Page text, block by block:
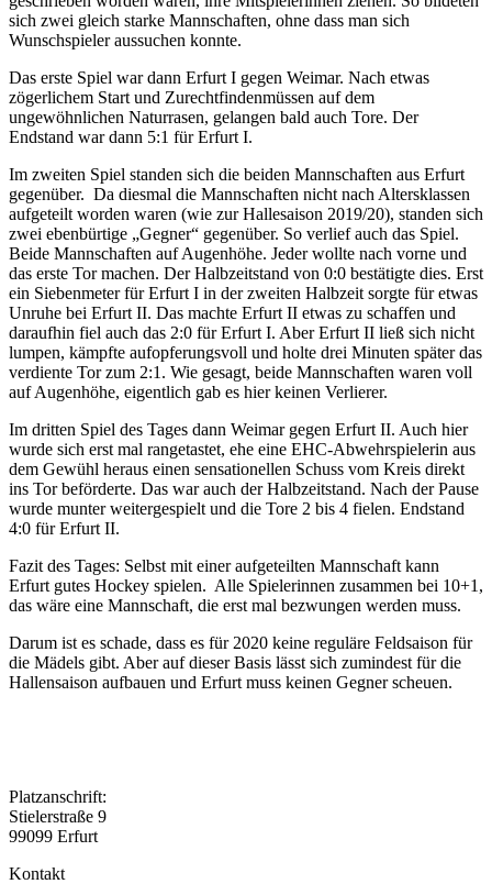
sich zwei gleich starke Mannschaften, ohne dass man sich
Wunschspieler aussuchen konnte.
Das erste Spiel war dann Erfurt I gegen Weimar. Nach etwas
zögerlichem Start und Zurechtfindenmüssen auf dem
ungewöhnlichen Naturrasen, gelangen bald auch Tore. Der
Endstand war dann 5:1 für Erfurt I.
Im zweiten Spiel standen sich die beiden Mannschaften aus Erfurt
gegenüber. Da diesmal die Mannschaften nicht nach Altersklassen
aufgeteilt worden waren (wie zur Hallesaison 2019/20), standen sich
zwei ebenbürtige „Gegner“ gegenüber. So verlief auch das Spiel.
Beide Mannschaften auf Augenhöhe. Jeder wollte nach vorne und
das erste Tor machen. Der Halbzeitstand von 0:0 bestätigte dies. Erst
ein Siebenmeter für Erfurt I in der zweiten Halbzeit sorgte für etwas
Unruhe bei Erfurt II. Das machte Erfurt II etwas zu schaffen und
daraufhin fiel auch das 2:0 für Erfurt I. Aber Erfurt II ließ sich nicht
lumpen, kämpfte aufopferungsvoll und holte drei Minuten später das
verdiente Tor zum 2:1. Wie gesagt, beide Mannschaften waren voll
auf Augenhöhe, eigentlich gab es hier keinen Verlierer.
Im dritten Spiel des Tages dann Weimar gegen Erfurt II. Auch hier
wurde sich erst mal rangetastet, ehe eine EHC-Abwehrspielerin aus
dem Gewühl heraus einen sensationellen Schuss vom Kreis direkt
ins Tor beförderte. Das war auch der Halbzeitstand. Nach der Pause
wurde munter weitergespielt und die Tore 2 bis 4 fielen. Endstand
4:0 für Erfurt II.
Fazit des Tages: Selbst mit einer aufgeteilten Mannschaft kann
Erfurt gutes Hockey spielen. Alle Spielerinnen zusammen bei 10+1,
das wäre eine Mannschaft, die erst mal bezwungen werden muss.
Darum ist es schade, dass es für 2020 keine reguläre Feldsaison für
die Mädels gibt. Aber auf dieser Basis lässt sich zumindest für die
Hallensaison aufbauen und Erfurt muss keinen Gegner scheuen.
Platzanschrift:
Stielerstraße 9
99099 Erfurt
Kontakt